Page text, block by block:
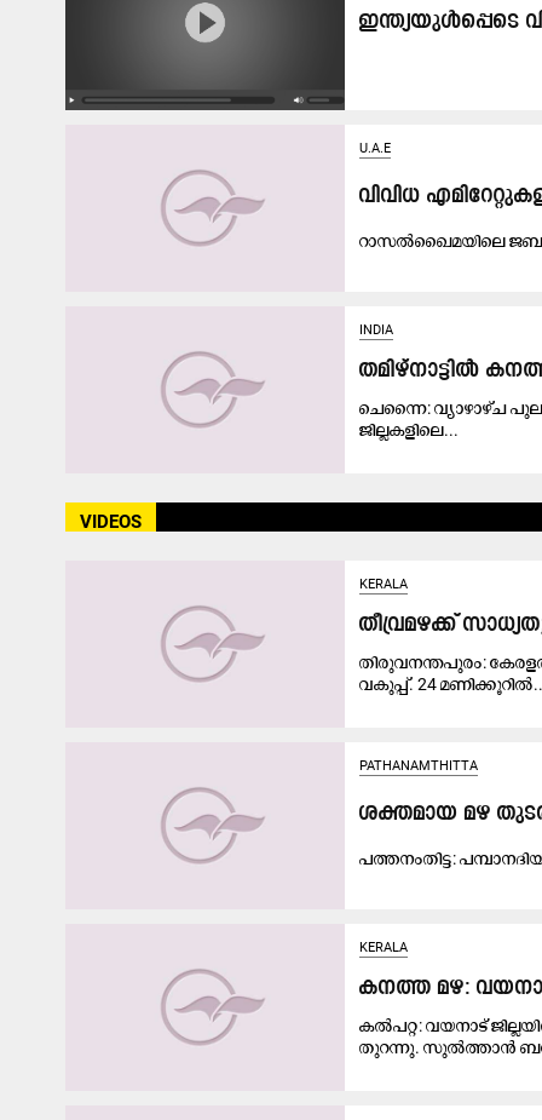
ഇന്ത്യയുൾപ്പെടെ
U.A.E
വി​വി​ധ
റാ​സ​ൽ​ഖൈ​മ​യി​ലെ
INDIA
തമിഴ്‌നാട്ടില്‍
ചെന്നൈ: വ്യാഴാഴ്ച
ജില്ലകളിലെ...
VIDEOS
KERALA
തീവ്രമഴക്ക്
തിരുവനന്തപുരം:
വകുപ്പ്. 24
PATHANAMTHITTA
ശക്തമായ മഴ
പ​ത്ത​നം​തി​ട്ട:
KERALA
കനത്ത മഴ:
കൽപറ്റ: വയനാട്
തുറന്നു. സുല്‍ത്താന്‍